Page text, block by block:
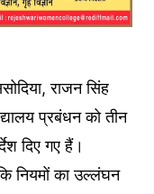
राजन सिंह
प्रबंधन को तीन
दिए गए हैं।
नियमों का उल्लंघन